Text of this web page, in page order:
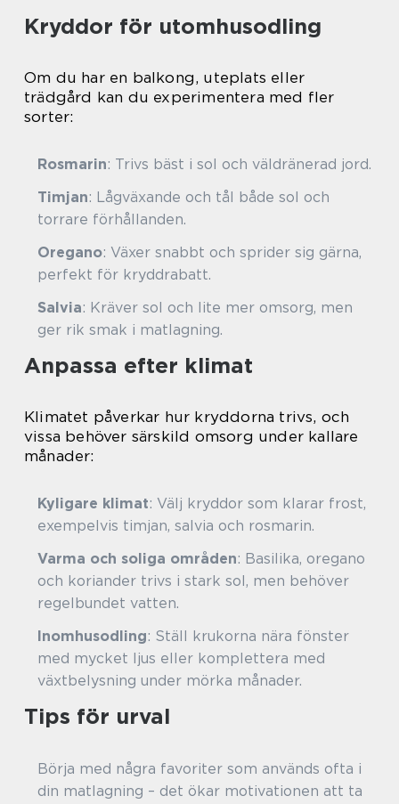
Kryddor för utomhusodling
Om du har en balkong, uteplats eller
trädgård kan du experimentera med fler
sorter:
Rosmarin: Trivs bäst i sol och väldränerad jord.
Timjan: Lågväxande och tål både sol och
torrare förhållanden.
Oregano: Växer snabbt och sprider sig gärna,
perfekt för kryddrabatt.
Salvia: Kräver sol och lite mer omsorg, men
ger rik smak i matlagning.
Anpassa efter klimat
Klimatet påverkar hur kryddorna trivs, och
vissa behöver särskild omsorg under kallare
månader:
Kyligare klimat: Välj kryddor som klarar frost,
exempelvis timjan, salvia och rosmarin.
Varma och soliga områden: Basilika, oregano
och koriander trivs i stark sol, men behöver
regelbundet vatten.
Inomhusodling: Ställ krukorna nära fönster
med mycket ljus eller komplettera med
växtbelysning under mörka månader.
Tips för urval
Börja med några favoriter som används ofta i
din matlagning – det ökar motivationen att ta